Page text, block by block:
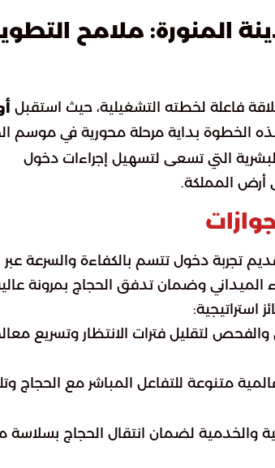
المنورة: ملامح
فاعلة لخطته التشغيلية، حيث استقبل
الخطوة بداية مرحلة محورية في موسم
والبشرية التي تسعى لتسهيل إجراءات دخول
أرض المملكة.
تجربة دخول تتسم بالكفاءة والسرعة عبر
وضمان تدفق الحجاج بمرونة
استراتيجية:
لتقليل فترات الانتظار وتسريع
متنوعة للتفاعل المباشر مع الحجاج
والخدمية لضمان انتقال الحجاج بسلاسة